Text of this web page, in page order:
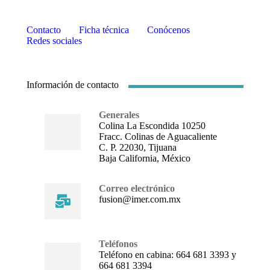
Contacto Ficha técnica
Conócenos
Redes sociales
Información de contacto
Generales
Colina La Escondida 10250
Fracc. Colinas de Aguacaliente
C. P. 22030, Tijuana
Baja California, México
Correo electrónico
fusion@imer.com.mx
Teléfonos
Teléfono en cabina: 664 681 3393 y
664 681 3394